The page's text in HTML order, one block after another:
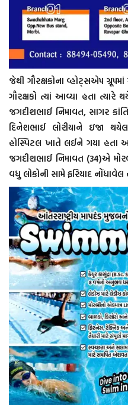
જેથી ગૌરક્ષકોના વ્હોટ્સએપ
ગૌરક્ષકો ત્યાં આવ્યા હતા ત્યારે
જગદીશભાઈ નિમાવત, સાગર
દિનેશભાઈ લોરીયાને ઇજા
હોસ્પિટલ ખાતે લઈને ગયા હતા
જગદીશભાઈ નિમાવત (34)એ
વધુ લોકોની સામે ફરિયાદ નોંધાવેલ